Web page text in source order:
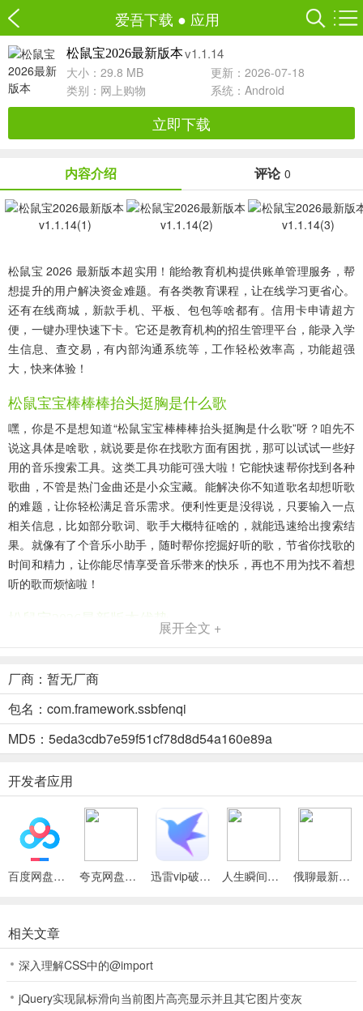
爱吾下载 ● 应用
松鼠宝2026最新版本v1.1.14
大小：29.8 MB
更新：2026-07-18
类别： 网上购物 系统：Android
立即下载
内容介绍 评论 0
松鼠宝 2026 最新版本超实用！能给教育机构提供账单管理服务，帮
想提升的用户解决资金难题。有各类教育课程，让在线学习更省心。
还有在线商城，新款手机、平板、包包等啥都有。信用卡申请超方
便，一键办理快速下卡。它还是教育机构的招生管理平台，能录入学
生信息、查交易，有内部沟通系统等，工作轻松效率高，功能超强
大，快来体验！
松鼠宝宝棒棒棒抬头挺胸是什么歌
嘿，你是不是想知道“松鼠宝宝棒棒棒抬头挺胸是什么歌”呀？咱先不
说这具体是啥歌，就说要是你在找歌方面有困扰，那可以试试一些好
用的音乐搜索工具。这类工具功能可强大啦！它能快速帮你找到各种
歌曲，不管是热门金曲还是小众宝藏。能解决你不知道歌名却想听歌
的难题，让你轻松满足音乐需求。便利性更是没得说，只要输入一点
相关信息，比如部分歌词、歌手大概特征啥的，就能迅速给出搜索结
果。就像有了个音乐小助手，随时帮你挖掘好听的歌，节省你找歌的
时间和精力，让你能尽情享受音乐带来的快乐，再也不用为找不着想
听的歌而烦恼啦！
松鼠宝2026最新版本优势
2. 在线教育省心：携手主流机构推出多类课程，让学习更高效，体验
更省心。
3. 招生管理便捷：为教育机构提供线上管理服务，减轻招生人员工作
松鼠宝2026最新版本功能
1、提供账单管理服务，为教育机构解决招生难题，助力其提升招生效
率。
3、支持一键式办理信用卡，流程简便快速下卡，还有诸多优惠。
4、携手主流教育机构推出多样课程，让在线教育更省心高效。
5、具备线上工作管理服务，可进行学生信息录入、交易查询等。
展开全文 +
厂商：暂无厂商
包名：com.framework.ssbfenqi
MD5：5eda3cdb7e59f51cf78d8d54a160e89a
开发者应用
百度网盘绿色免安装Pc电脑版 夸克网盘官方正式版 迅雷vip破解版永久会员2024版 人生瞬间最新手机版 俄聊最新手机版
相关文章
深入理解CSS中的@import
jQuery实现鼠标滑向当前图片高亮显示并且其它图片变灰